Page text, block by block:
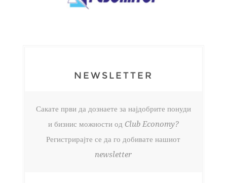
NEWSLETTER
Сакате први да дознаете за најдобрите понуди
и бизнис можности од Club Economy?
Регистрирајте се да го добивате нашиот
newsletter